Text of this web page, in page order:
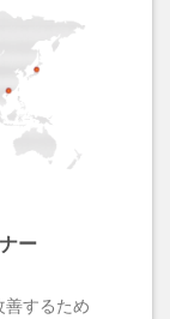
ー
するため